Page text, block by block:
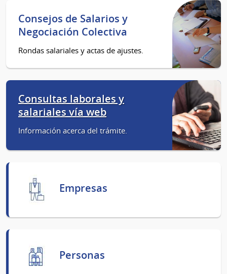
Consejos de Salarios y
Negociación Colectiva
Rondas salariales y actas de ajustes.
Consultas laborales y
salariales vía web
Información acerca del trámite.
Empresas
Personas